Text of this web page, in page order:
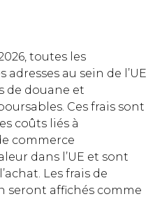
toutes les
au sein de l’UE
de douane et
Ces frais sont
coûts liés à
commerce
dans l’UE et sont
Les frais de
seront affichés comme